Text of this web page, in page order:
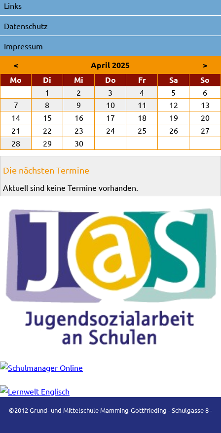
Links
Datenschutz
Impressum
< April 2025
>
Mo
Di enstagMi ttwochDonnerstag
Freitag SamstagSo
1 2 3 4 5
6
7
8 9 10 11 12
13
14
15 16 17 18 19
20
21
22 23 24 25 26
27
28
29 30
Die nächsten Termine
Aktuell sind keine Termine vorhanden.
©2012 Grund- und Mittelschule Mamming-Gottfrieding - Schulgasse 8 -